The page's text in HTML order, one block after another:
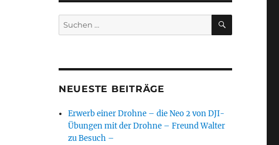
Suchen
nach:
SUCHEN
NEUESTE BEITRÄGE
Erwerb einer Drohne – die Neo 2 von DJI-
Übungen mit der Drohne – Freund Walter
zu Besuch –